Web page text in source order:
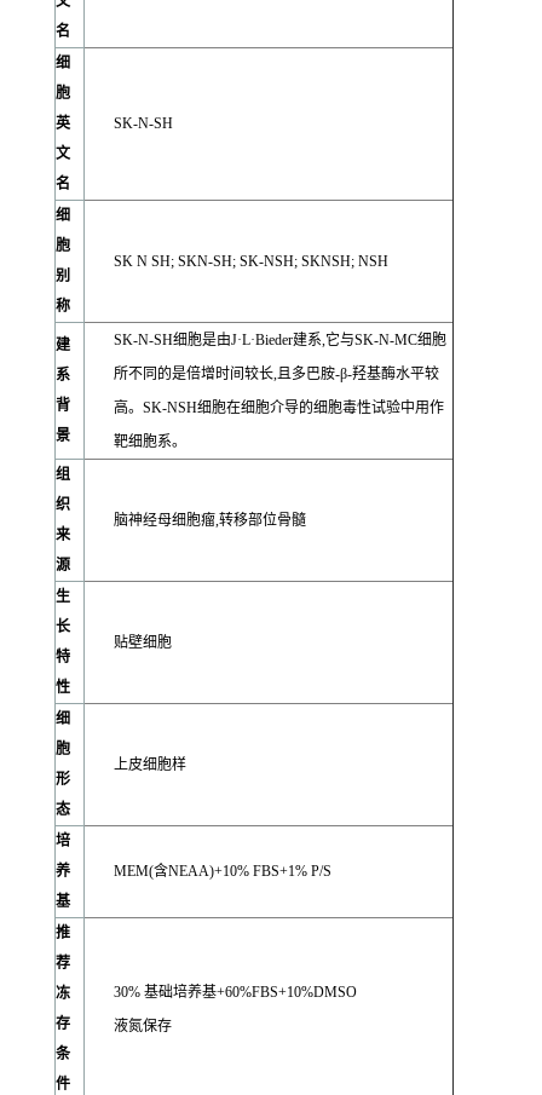
名
细
胞
英
文
名
SK-N-SH
细
胞
别
称
SK N SH; SKN-SH; SK-NSH; SKNSH; NSH
建
系
背
景
SK-N-SH细胞是由J·L·Bieder建系,它与SK-N-MC细胞
所不同的是倍增时间较长,且多巴胺-β-羟基酶水平较
高。SK-NSH细胞在细胞介导的细胞毒性试验中用作
靶细胞系。
组
织
来
源
脑神经母细胞瘤,转移部位骨髓
生
长
特
性
贴壁细胞
细
胞
形
态
上皮细胞样
培
养
基
MEM(含NEAA)+10% FBS+1% P/S
推
荐
冻
存
条
件
30% 基础培养基+60%FBS+10%DMSO
液氮保存